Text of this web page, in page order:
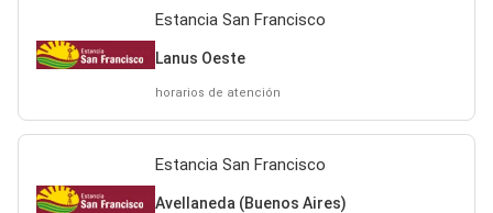
Estancia San Francisco
Lanus Oeste
horarios de atención
Estancia San Francisco
Avellaneda (Buenos Aires)